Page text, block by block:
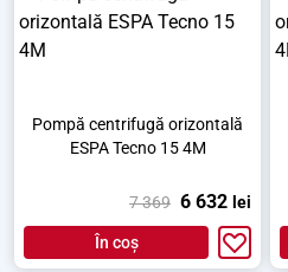
Pompă centrifugă orizontală
ESPA Tecno 15 4M
7 369 6 632 lei
În coș